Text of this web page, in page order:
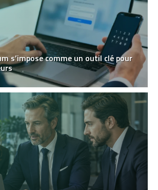
s’impose comme un outil clé pour